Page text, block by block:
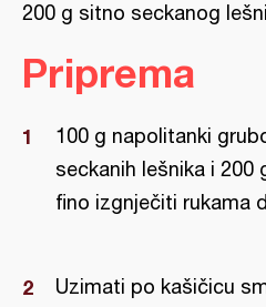
200 g sitno seckanog
Priprema
100 g napolitanki
seckanih lešnika i 200
fino izgnječiti rukama
Uzimati po kašičicu